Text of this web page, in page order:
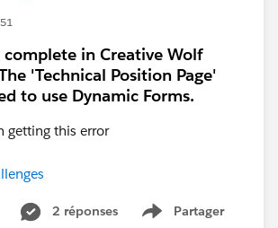
in Creative Wolf
'Technical Position Page'
to use Dynamic Forms.
getting this error
2 réponses Partager
Show menu